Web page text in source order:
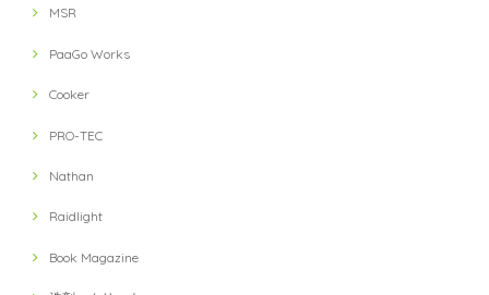
MSR
PaaGo Works
Cooker
PRO-TEC
Nathan
Raidlight
Book Magazine